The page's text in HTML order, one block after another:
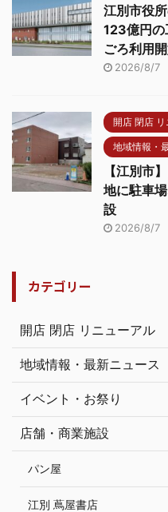
江別市役
123億円
ごろ利用
2026/8/7
開店 閉店
地域情報・
【江別市
地に駐車
設
2026/8/7
カテゴリー
開店 閉店 リニューアル
地域情報・最新ニュース
イベント・お祭り
店舗・商業施設
パン屋
江別 蔦屋書店